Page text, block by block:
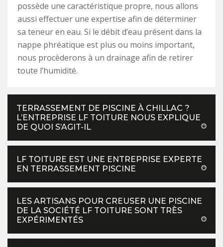
possède une caractéristique propre, nous allons
aussi effectuer une expertise afin de déterminer
sa teneur en eau. Si le débit d’eau présent dans la
nappe phréatique est plus ou moins important,
nous procèderons à un drainage afin de retirer
toute l’humidité.
TERRASSEMENT DE PISCINE À CHILLAC ?
L’ENTREPRISE LF TOITURE NOUS EXPLIQUE
DE QUOI S’AGIT-IL
LF TOITURE EST UNE ENTREPRISE EXPERTE
EN TERRASSEMENT PISCINE
LES ARTISANS POUR CREUSER UNE PISCINE
DE LA SOCIÉTÉ LF TOITURE SONT TRÈS
EXPÉRIMENTÉS